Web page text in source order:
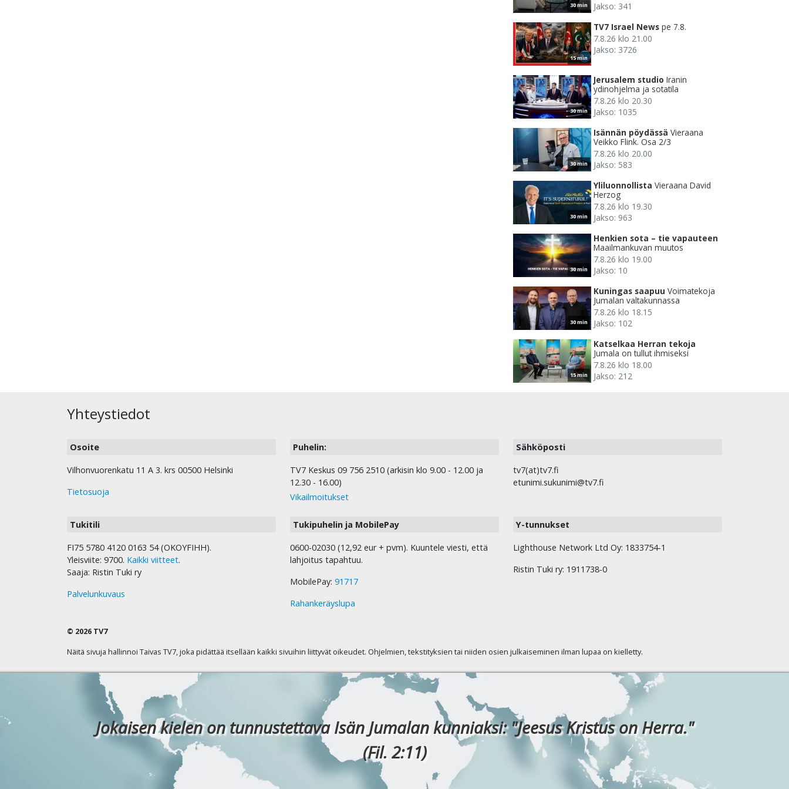
30 min
Jakso: 341
15 min
TV7 Israel News pe 7.8.
7.8.26 klo 21.00
Jakso: 3726
30 min
Jerusalem studio Iranin
ydinohjelma ja sotatila
7.8.26 klo 20.30
Jakso: 1035
30 min
Isännän pöydässä Vieraana
Veikko Flink. Osa 2/3
7.8.26 klo 20.00
Jakso: 583
30 min
Yliluonnollista Vieraana David
Herzog
7.8.26 klo 19.30
Jakso: 963
30 min
Henkien sota – tie vapauteen
Maailmankuvan muutos
7.8.26 klo 19.00
Jakso: 10
30 min
Kuningas saapuu Voimatekoja
Jumalan valtakunnassa
7.8.26 klo 18.15
Jakso: 102
15 min
Katselkaa Herran tekoja
Jumala on tullut ihmiseksi
7.8.26 klo 18.00
Jakso: 212
Yhteystiedot
Osoite
Vilhonvuorenkatu 11 A 3. krs 00500 Helsinki
Tietosuoja
Puhelin:
TV7 Keskus 09 756 2510 (arkisin klo 9.00 - 12.00 ja
12.30 - 16.00)
Vikailmoitukset
Sähköposti
tv7(at)tv7.fi
etunimi.sukunimi@tv7.fi
Tukitili
FI75 5780 4120 0163 54 (OKOYFIHH).
Yleisviite: 9700. Kaikki viitteet.
Saaja: Ristin Tuki ry
Palvelunkuvaus
Tukipuhelin ja MobilePay
0600-02030 (12,92 eur + pvm). Kuuntele viesti, että
lahjoitus tapahtuu.
MobilePay: 91717
Rahankeräyslupa
Y-tunnukset
Lighthouse Network Ltd Oy: 1833754-1
Ristin Tuki ry: 1911738-0
© 2026 TV7
Näitä sivuja hallinnoi Taivas TV7, joka pidättää itsellään kaikki sivuihin liittyvät oikeudet. Ohjelmien, tekstityksien tai niiden osien julkaiseminen ilman lupaa on kielletty.
Jokaisen kielen on tunnustettava Isän Jumalan kunniaksi: "Jeesus Kristus on Herra."
(Fil. 2:11)